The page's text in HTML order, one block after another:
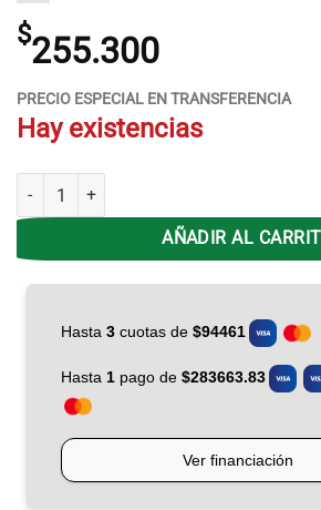
$255.300
PRECIO ESPECIAL EN TRANSFERENCIA
Hay existencias
Colchon Espuma 0.80 X 25 Gani Silver Flex
AÑADIR AL